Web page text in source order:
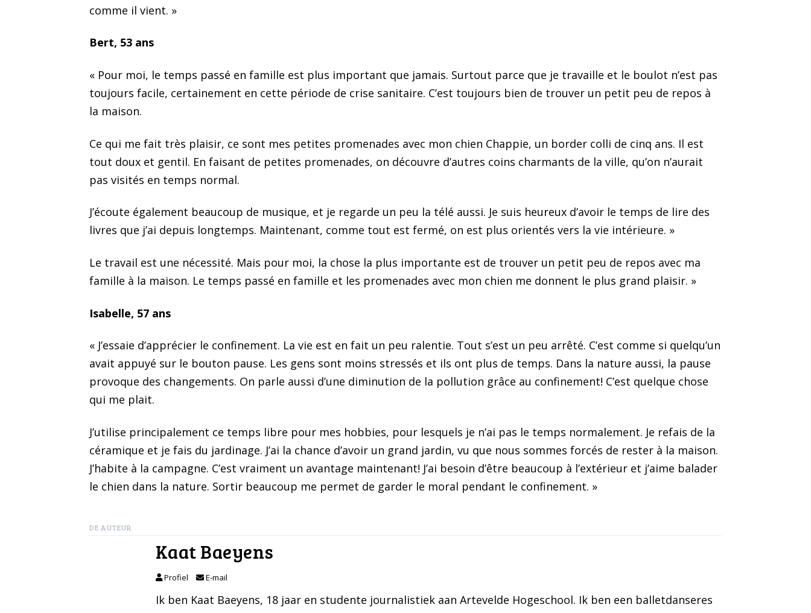
comme il vient. »
Bert, 53 ans
« Pour moi, le temps passé en famille est plus important que jamais. Surtout parce que je travaille et le boulot n’est pas
toujours facile, certainement en cette période de crise sanitaire. C’est toujours bien de trouver un petit peu de repos à
la maison.
Ce qui me fait très plaisir, ce sont mes petites promenades avec mon chien Chappie, un border colli de cinq ans. Il est
tout doux et gentil. En faisant de petites promenades, on découvre d’autres coins charmants de la ville, qu’on n’aurait
pas visités en temps normal.
J’écoute également beaucoup de musique, et je regarde un peu la télé aussi. Je suis heureux d’avoir le temps de lire des
livres que j’ai depuis longtemps. Maintenant, comme tout est fermé, on est plus orientés vers la vie intérieure. »
Le travail est une nécessité. Mais pour moi, la chose la plus importante est de trouver un petit peu de repos avec ma
famille à la maison. Le temps passé en famille et les promenades avec mon chien me donnent le plus grand plaisir. »
Isabelle, 57 ans
« J’essaie d’apprécier le confinement. La vie est en fait un peu ralentie. Tout s’est un peu arrêté. C’est comme si quelqu’un
avait appuyé sur le bouton pause. Les gens sont moins stressés et ils ont plus de temps. Dans la nature aussi, la pause
provoque des changements. On parle aussi d’une diminution de la pollution grâce au confinement! C’est quelque chose
qui me plait.
J’utilise principalement ce temps libre pour mes hobbies, pour lesquels je n’ai pas le temps normalement. Je refais de la
céramique et je fais du jardinage. J’ai la chance d’avoir un grand jardin, vu que nous sommes forcés de rester à la maison.
J’habite à la campagne. C’est vraiment un avantage maintenant! J’ai besoin d’être beaucoup à l’extérieur et j’aime balader
le chien dans la nature. Sortir beaucoup me permet de garder le moral pendant le confinement. »
DE AUTEUR
Kaat Baeyens
Profiel E-mail
Ik ben Kaat Baeyens, 18 jaar en studente journalistiek aan Artevelde Hogeschool. Ik ben een balletdanseres